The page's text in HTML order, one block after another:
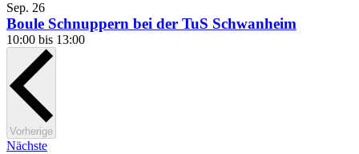
Sep. 26
Boule Schnuppern bei der TuS Schwanheim
10:00 bis 13:00
VorherigeVeranstaltungen
NächsteVeranstaltungen